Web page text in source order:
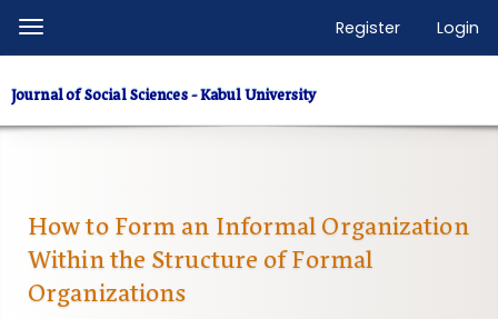
Quick
page
content
Main
Content
Sidebar
Toggle
navigation
Register Login
Journal of Social Sciences - Kabul University
How to Form an Informal Organization
Within the Structure of Formal
Organizations